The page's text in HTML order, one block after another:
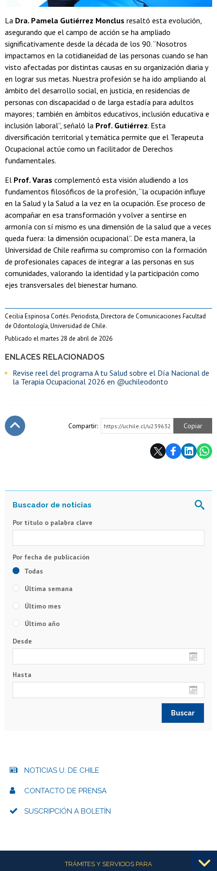
ENLACES RELACIONADOS
Revise reel del programa A tu Salud sobre el Día Nacional de
la Terapia Ocupacional 2026 en @uchileodonto
La Dra. Pamela Gutiérrez Monclus resaltó esta evolución,
asegurando que el campo de acción se ha ampliado
significativamente desde la década de los 90. “Nosotros
impactamos en la cotidianeidad de las personas cuando se han
visto afectadas por distintas causas en su organización diaria y
en lograr sus metas. Nuestra profesión se ha ido ampliando al
ámbito del desarrollo social, en justicia, en residencias de
personas con discapacidad o de larga estadía para adultos
mayores; también en ámbitos educativos, inclusión educativa e
inclusión laboral”, señaló la Prof. Gutiérrez. Esta
diversificación territorial y temática permite que el Terapeuta
Ocupacional actúe como un facilitador de Derechos
fundamentales.
El Prof. Varas complementó esta visión aludiendo a los
fundamentos filosóficos de la profesión, “la ocupación influye
en la Salud y la Salud a la vez en la ocupación. Ese proceso de
acompañar en esa transformación y volver a sentirse en
armonía con sí mismo es una dimensión de la salud que a veces
queda fuera: la dimensión ocupacional”. De esta manera, la
Universidad de Chile reafirma su compromiso con la formación
de profesionales capaces de integrar a las personas en sus
comunidades, valorando la identidad y la participación como
ejes transversales del bienestar humano.
Cecilia Espinosa Cortés. Periodista, Directora de Comunicaciones Facultad
de Odontología, Universidad de Chile.
Publicado el martes 28 de abril de 2026
Compartir: https://uchile.cl/u239632 Copiar
Por título o palabra clave
Todas
Última semana
Último mes
Último año
Desde
Hasta
NOTICIAS U. DE CHILE
CONTACTO DE PRENSA
SUSCRIPCIÓN A BOLETÍN
Más informaciónTRÁMITES Y SERVICIOS PARA